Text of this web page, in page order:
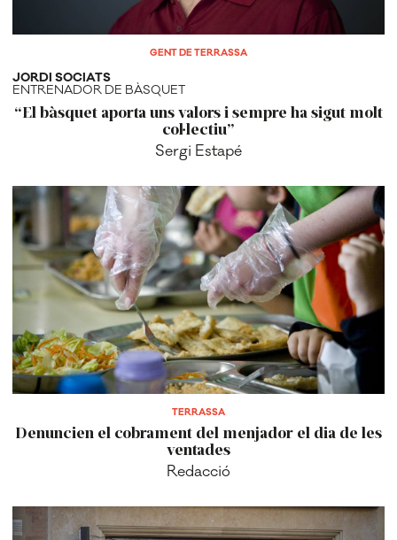
GENT DE TERRASSA
JORDI SOCIATS
ENTRENADOR DE BÀSQUET
“El bàsquet aporta uns valors i sempre ha sigut molt
col·lectiu”
Sergi Estapé
TERRASSA
Denuncien el cobrament del menjador el dia de les
ventades
Redacció